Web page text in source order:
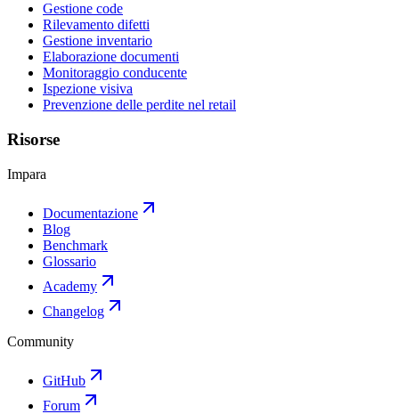
Gestione code
Rilevamento difetti
Gestione inventario
Elaborazione documenti
Monitoraggio conducente
Ispezione visiva
Prevenzione delle perdite nel retail
Risorse
Impara
Documentazione
Blog
Benchmark
Glossario
Academy
Changelog
Community
GitHub
Forum